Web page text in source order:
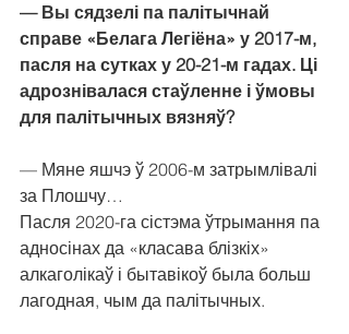
— Вы сядзелі па палітычнай
справе «Белага Легіёна» у 2017-м,
пасля на сутках у 20-21-м гадах. Ці
адрознівалася стаўленне і ўмовы
для палітычных вязняў?
— Мяне яшчэ ў 2006-м затрымлівалі
за Плошчу…
Пасля 2020-га сістэма ўтрымання па
адносінах да «класава блізкіх»
алкаголікаў і бытавікоў была больш
лагодная, чым да палітычных.